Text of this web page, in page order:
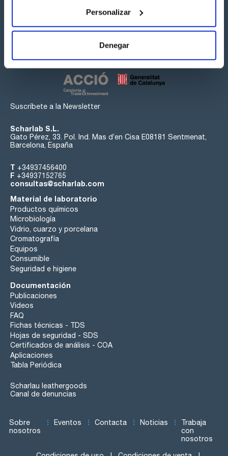
Personalizar
Denegar
Síguenos:
Suscríbete a la Newsletter
Scharlab S.L.
Gato Pérez, 33. Pol. Ind. Mas d’en Cisa E08181 Sentmenat,
Barcelona, España
T +34937456400
F +34937152765
consultas@scharlab.com
Material de laboratorio
Productos químicos
Microbiología
Vidrio, cuarzo y porcelana
Cromatografía
Equipos
Consumible
Seguridad e higiene
Documentación
Publicaciones
Videos
FAQ
Fichas técnicas - TDS
Hojas de seguridad - SDS
Certificados de análisis - COA
Aplicaciones
Tabla Periódica
Scharlau leathergoods
Canal de denuncias
Sobre
nosotros
Eventos Contacta Noticias
Trabaja
con
nosotros